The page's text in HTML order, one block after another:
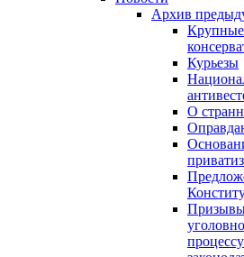
Архив
Крупные
Курьезы
О